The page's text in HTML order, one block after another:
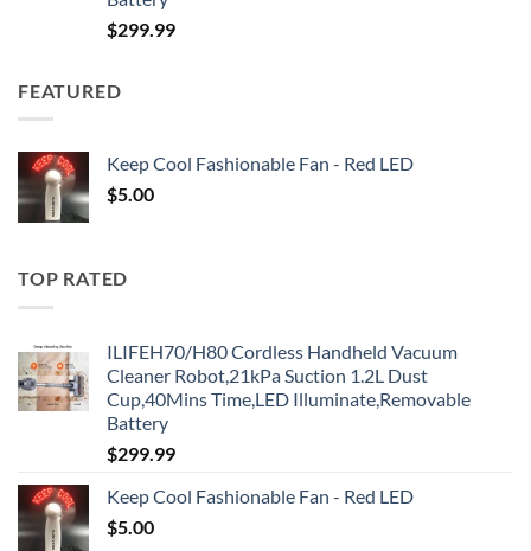
$299.99
FEATURED
Keep Cool Fashionable Fan - Red LED
$5.00
TOP RATED
ILIFEH70/H80 Cordless Handheld Vacuum
Cleaner Robot,21kPa Suction 1.2L Dust
Cup,40Mins Time,LED Illuminate,Removable
Battery
$299.99
Keep Cool Fashionable Fan - Red LED
$5.00